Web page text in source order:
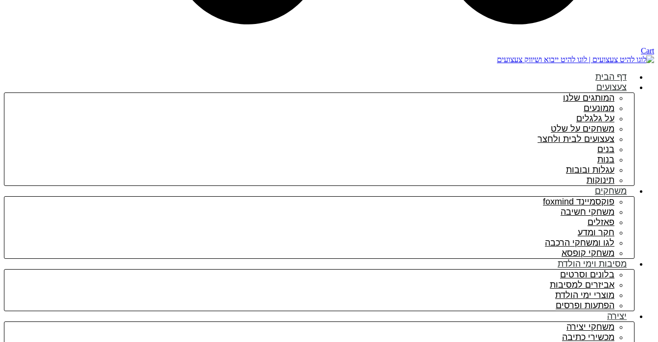
Cart
דף הבית
צעצועים
המותגים שלנו
ממונעים
על גלגלים
משחקים על שלט
צעצועים לבית ולחצר
בנים
בנות
עגלות ובובות
תינוקות
משחקים
פוקסמיינד foxmind
משחקי חשיבה
פאזלים
חקר ומדע
לגו ומשחקי הרכבה
משחקי קופסא
מסיבות וימי הולדת
בלונים וסרטים
אביזרים למסיבות
מוצרי ימי הולדת
הפתעות ופרסים
יצירה
משחקי יצירה
מכשירי כתיבה